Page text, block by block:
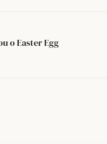
o Easter Egg